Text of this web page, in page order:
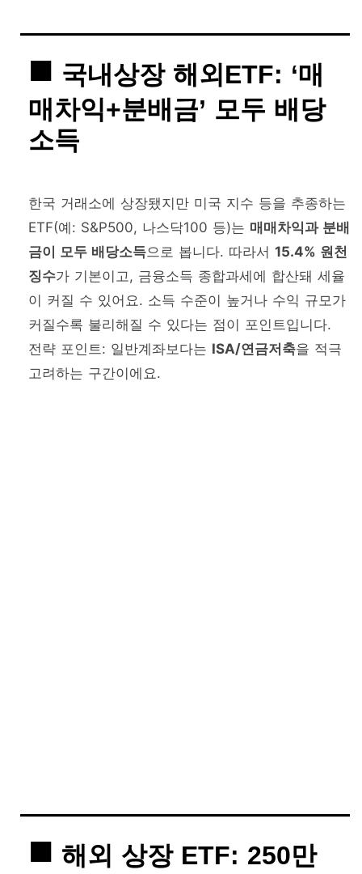
국내상장 해외ETF: ‘매
매차익+분배금’ 모두 배당
소득
한국 거래소에 상장됐지만 미국 지수 등을 추종하는
ETF(예: S&P500, 나스닥100 등)는 매매차익과 분배
금이 모두 배당소득으로 봅니다. 따라서 15.4% 원천
징수가 기본이고, 금융소득 종합과세에 합산돼 세율
이 커질 수 있어요. 소득 수준이 높거나 수익 규모가
커질수록 불리해질 수 있다는 점이 포인트입니다.
전략 포인트: 일반계좌보다는 ISA/연금저축을 적극
고려하는 구간이에요.
해외 상장 ETF: 250만